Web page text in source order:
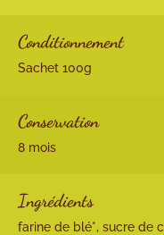
Conditionnement
Sachet 100g
Conservation
8 mois
Ingrédients
farine de blé*, sucre de